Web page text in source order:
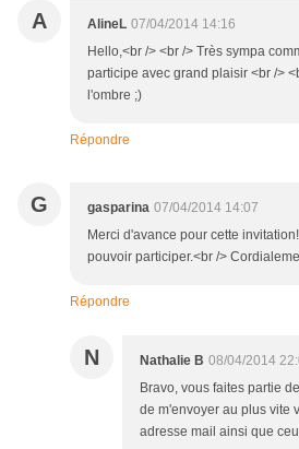
A AlineL 07/04/2014 14:16
Hello,<br /> <br /> Très sympa
participe avec grand plaisir <br />
l'ombre ;)
Répondre
G gasparina 07/04/2014 14:07
Merci d'avance pour cette
pouvoir participer.<br />
Répondre
N Nathalie B 08/04/2014
Bravo, vous faites partie
de m'envoyer au plus vite
adresse mail ainsi que